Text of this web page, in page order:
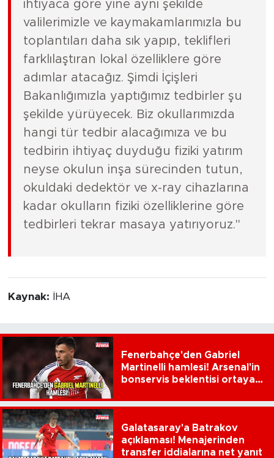
ihtiyaca göre yine aynı şekilde
valilerimizle ve kaymakamlarımızla bu
toplantıları daha sık yapıp, teklifleri
farklılaştıran lokal özelliklere göre
adımlar atacağız. Şimdi İçişleri
Bakanlığımızla yaptığımız tedbirler şu
şekilde yürüyecek. Biz okullarımızda
hangi tür tedbir alacağımıza ve bu
tedbirin ihtiyaç duyduğu fiziki yatırım
neyse okulun inşa sürecinden tutun,
okuldaki dedektör ve x-ray cihazlarına
kadar okulların fiziki özelliklerine göre
tedbirleri tekrar masaya yatırıyoruz."
Kaynak: İHA
Fenerbahçe'den Gabriel
Martinelli hamlesi! Arsenal'in
bonservis beklentisi ortaya
Galatasaray'a Batrakov
açıklaması! Menajerinden
transfer iddialarına net yanıt